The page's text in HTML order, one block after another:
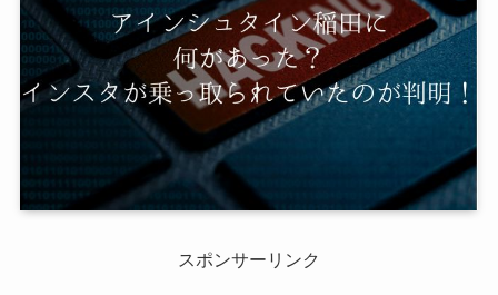
スポンサーリンク